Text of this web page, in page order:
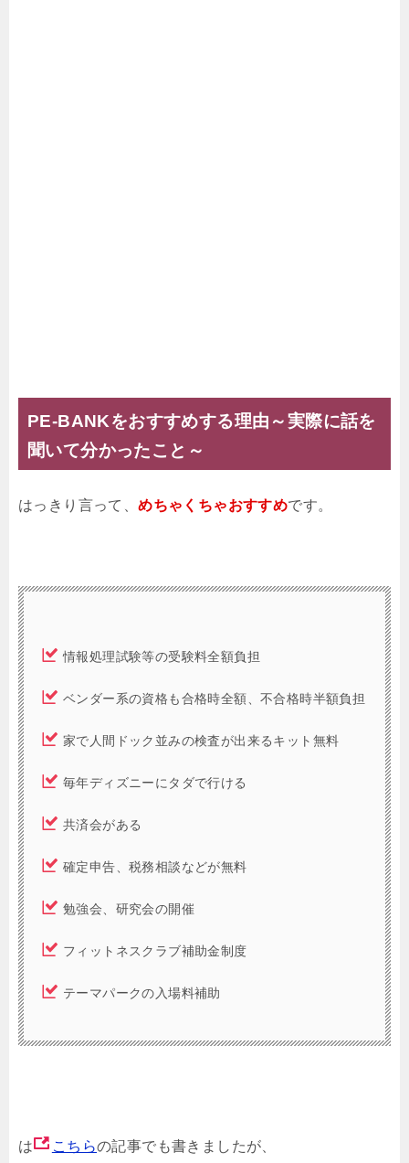
PE-BANKをおすすめする理由～実際に話を
聞いて分かったこと～
はっきり言って、めちゃくちゃおすすめです。
情報処理試験等の受験料全額負担
ベンダー系の資格も合格時全額、不合格時半額負担
家で人間ドック並みの検査が出来るキット無料
毎年ディズニーにタダで行ける
共済会がある
確定申告、税務相談などが無料
勉強会、研究会の開催
フィットネスクラブ補助金制度
テーマパークの入場料補助
は こちらの記事でも書きましたが、